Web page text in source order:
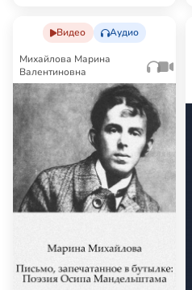
Видео Аудио
Михайлова Марина
Валентиновна